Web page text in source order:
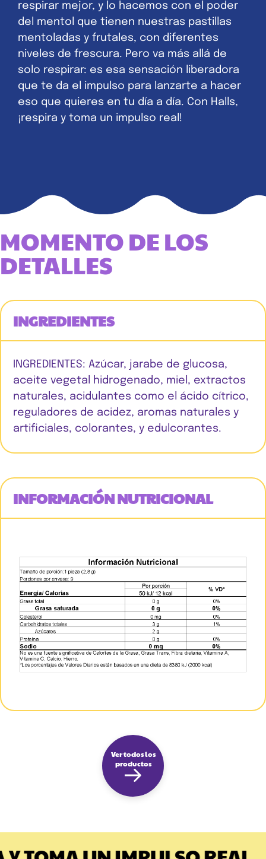
respirar mejor, y lo hacemos con el poder
del mentol que tienen nuestras pastillas
mentoladas y frutales, con diferentes
niveles de frescura. Pero va más allá de
solo respirar: es esa sensación liberadora
que te da el impulso para lanzarte a hacer
eso que quieres en tu día a día. Con Halls,
¡respira y toma un impulso real!
MOMENTO DE LOS
DETALLES
INGREDIENTES
INGREDIENTES: Azúcar, jarabe de glucosa,
aceite vegetal hidrogenado, miel, extractos
naturales, acidulantes como el ácido cítrico,
reguladores de acidez, aromas naturales y
artificiales, colorantes, y edulcorantes.
INFORMACIÓN NUTRICIONAL
Ver todos los
productos